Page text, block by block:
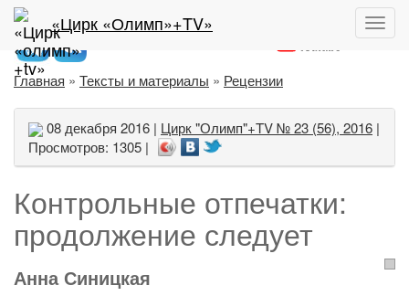
ЛИТЕРАТУРНО-АНАЛИТИЧЕСКИЙ ПОРТАЛ
меню
«Цирк «Олимп»+TV»
Главная » Тексты и материалы » Рецензии
08 декабря 2016 | Цирк "Олимп"+TV № 23 (56), 2016 |
Просмотров: 1305 |
Контрольные отпечатки:
продолжение следует
Анна Синицкая